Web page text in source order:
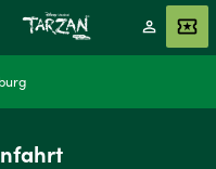
Mein
Konto
Angebot